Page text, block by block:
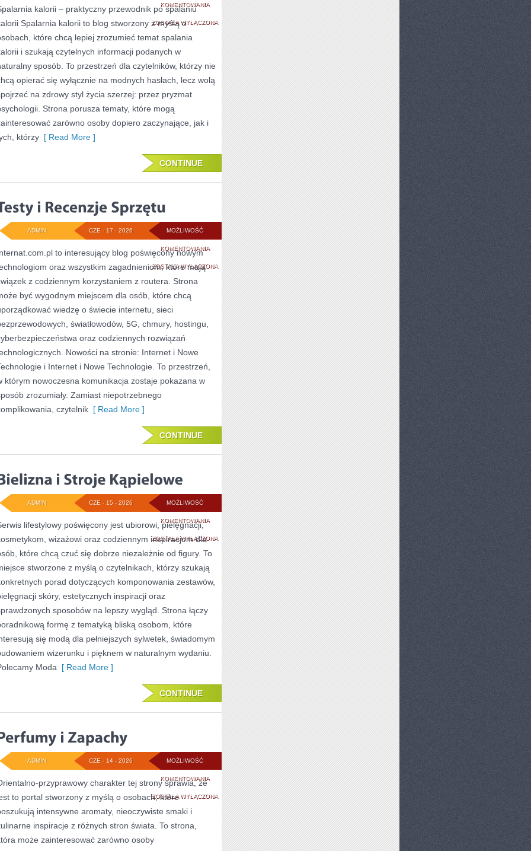
KOMENTOWANIANOWINKI
I
TRENDY
ODCHUDZANIU
ZOSTAŁA WYŁĄCZONA
kalorii – praktyczny przewodnik po spalaniu
Spalarnia kalorii to blog stworzony z myślą o
które chcą lepiej zrozumieć temat spalania
i szukają czytelnych informacji podanych w
sposób. To przestrzeń dla czytelników, którzy nie
opierać się wyłącznie na modnych hasłach, lecz wolą
na zdrowy styl życia szerzej: przez pryzmat
Strona porusza tematy, które mogą
zarówno osoby dopiero zaczynające, jak i
którzy [ Read More ]
CONTINUE
MOŻLIWOŚĆ
KOMENTOWANIATESTY
I
RECENZJE
SPRZĘTU
ZOSTAŁA WYŁĄCZONA
CZE - 17 - 2026
ADMIN
to interesujący blog poświęcony nowym
oraz wszystkim zagadnieniom, które mają
z codziennym korzystaniem z routera. Strona
być wygodnym miejscem dla osób, które chcą
wiedzę o świecie internetu, sieci
światłowodów, 5G, chmury, hostingu,
oraz codziennych rozwiązań
Nowości na stronie: Internet i Nowe
i Internet i Nowe Technologie. To przestrzeń,
którym nowoczesna komunikacja zostaje pokazana w
zrozumiały. Zamiast niepotrzebnego
czytelnik [ Read More ]
CONTINUE
MOŻLIWOŚĆ
KOMENTOWANIABIELIZNA
I
STROJE
KĄPIELOWE
ZOSTAŁA WYŁĄCZONA
CZE - 15 - 2026
ADMIN
lifestylowy poświęcony jest ubiorowi, pielęgnacji,
wizażowi oraz codziennym inspiracjom dla
które chcą czuć się dobrze niezależnie od figury. To
stworzone z myślą o czytelnikach, którzy szukają
porad dotyczących komponowania zestawów,
skóry, estetycznych inspiracji oraz
sposobów na lepszy wygląd. Strona łączy
formę z tematyką bliską osobom, które
się modą dla pełniejszych sylwetek, świadomym
wizerunku i pięknem w naturalnym wydaniu.
Moda [ Read More ]
CONTINUE
MOŻLIWOŚĆ
KOMENTOWANIAPERFUMY
I
ZAPACHY
ZOSTAŁA WYŁĄCZONA
CZE - 14 - 2026
ADMIN
przyprawowy charakter tej strony sprawia, że
to portal stworzony z myślą o osobach, które
intensywne aromaty, nieoczywiste smaki i
inspiracje z różnych stron świata. To strona,
może zainteresować zarówno osoby